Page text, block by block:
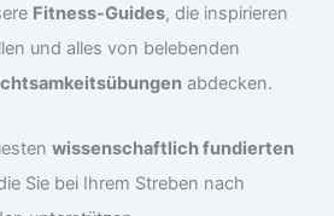
Fitness-Guides, die inspirieren
und alles von belebenden
abdecken.
wissenschaftlich fundierten
Sie bei Ihrem Streben nach